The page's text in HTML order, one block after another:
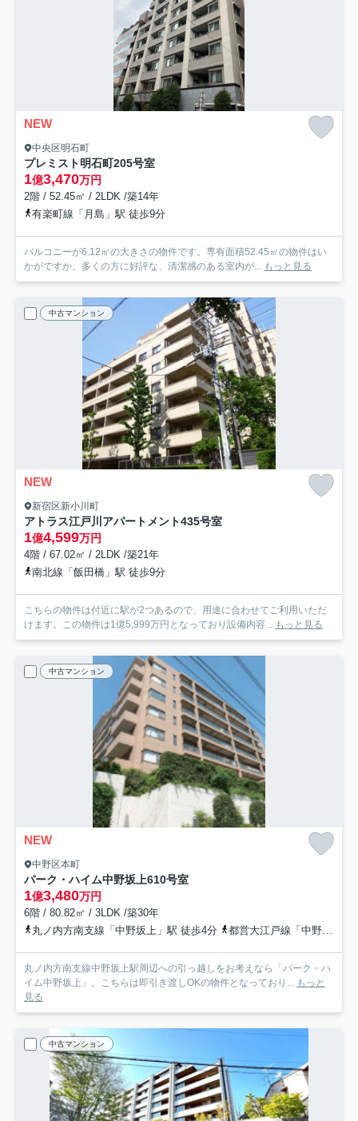
NEW
中央区明石町
プレミスト明石町205号室
1億3,470万円
2階 / 52.45㎡ / 2LDK /築14年
有楽町線「月島」駅 徒歩9分
バルコニーが6.12㎡の大きさの物件です。専有面積52.45㎡の物件はい
かがですか。多くの方に好評な、清潔感のある室内が... もっと見る
中古マンション
NEW
新宿区新小川町
アトラス江戸川アパートメント435号室
1億4,599万円
4階 / 67.02㎡ / 2LDK /築21年
南北線「飯田橋」駅 徒歩9分
こちらの物件は付近に駅が2つあるので、用途に合わせてご利用いただ
けます。この物件は1億5,999万円となっており設備内容... もっと見る
中古マンション
NEW
中野区本町
パーク・ハイム中野坂上610号室
1億3,480万円
6階 / 80.82㎡ / 3LDK /築30年
丸ノ内方南支線「中野坂上」駅 徒歩4分
都営大江戸線「中野坂上」駅 徒歩4分
丸ノ内方南支線中野坂上駅周辺への引っ越しをお考えなら「パーク・ハ
イム中野坂上」。こちらは即引き渡しOKの物件となっており... もっと
見る
中古マンション